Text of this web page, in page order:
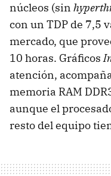
núcleos (sin
con un TDP de 7,5
mercado, que
10 horas. Gráficos
atención,
memoria RAM
aunque el
resto del equipo